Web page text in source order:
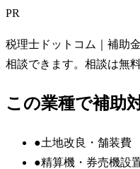
PR
税理士ドットコム
｜補助
相談できます。相談は無料
この業種で補助
●土地改良・舗装費
●精算機・券売機設